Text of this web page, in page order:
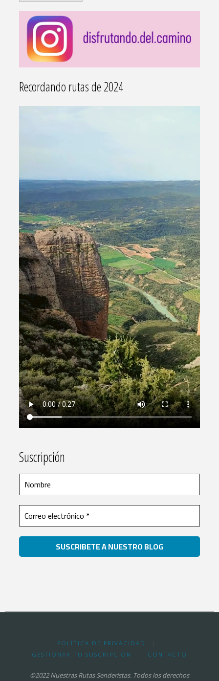
Recordando rutas de 2024
Suscripción
POLÍTICA DE PRIVACIDAD
GESTIONAR TU SUSCRIPCIÓN
CONTACTO
©2022 Nuestras Rutas Senderistas. Todos los derechos